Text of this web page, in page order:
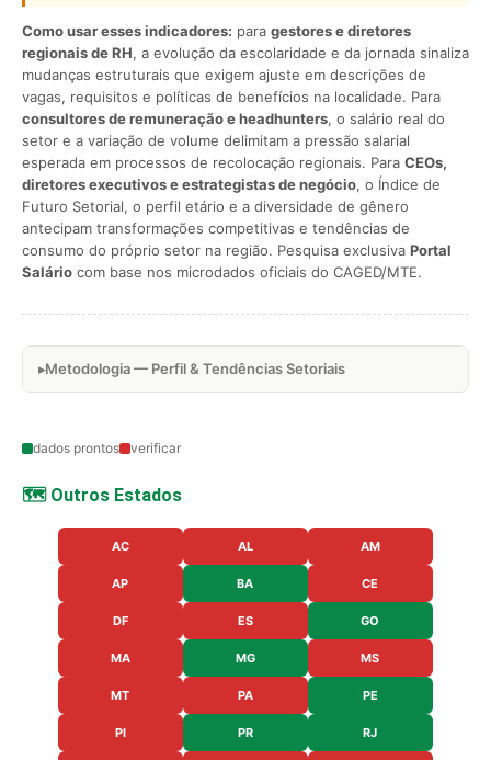
Como usar esses indicadores: para gestores e diretores
regionais de RH, a evolução da escolaridade e da jornada sinaliza
mudanças estruturais que exigem ajuste em descrições de
vagas, requisitos e políticas de benefícios na localidade. Para
consultores de remuneração e headhunters, o salário real do
setor e a variação de volume delimitam a pressão salarial
esperada em processos de recolocação regionais. Para CEOs,
diretores executivos e estrategistas de negócio, o Índice de
Futuro Setorial, o perfil etário e a diversidade de gênero
antecipam transformações competitivas e tendências de
consumo do próprio setor na região. Pesquisa exclusiva Portal
Salário com base nos microdados oficiais do CAGED/MTE.
Metodologia — Perfil & Tendências Setoriais
dados prontos verificar
🗺️ Outros Estados
AC AL AM
AP BA CE
DF ES GO
MA MG MS
MT PA PE
PI PR RJ